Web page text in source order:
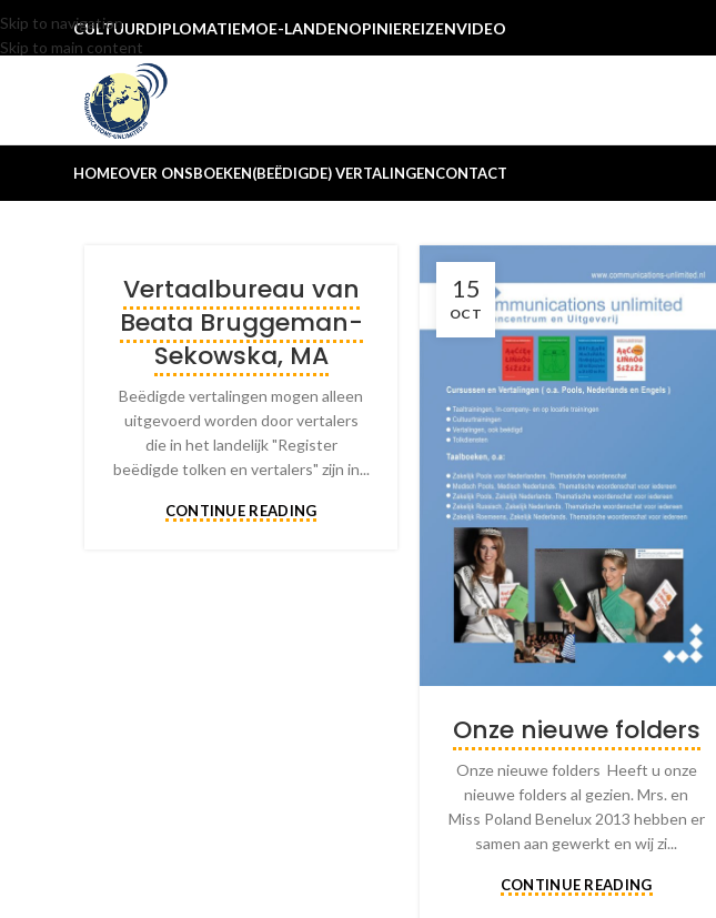
Skip to navigation
Skip to main content
CULTUURDIPLOMATIEMOE-LANDENOPINIEREIZENVIDEO
HOMEOVER ONSBOEKEN(BEËDIGDE) VERTALINGENCONTACT
Vertaalbureau van
Beata Bruggeman-
Sekowska, MA
Beëdigde vertalingen mogen alleen
uitgevoerd worden door vertalers
die in het landelijk "Register
beëdigde tolken en vertalers" zijn in...
CONTINUE READING
15
OCT
Onze nieuwe folders
Onze nieuwe folders Heeft u onze
nieuwe folders al gezien. Mrs. en
Miss Poland Benelux 2013 hebben er
samen aan gewerkt en wij zi...
CONTINUE READING